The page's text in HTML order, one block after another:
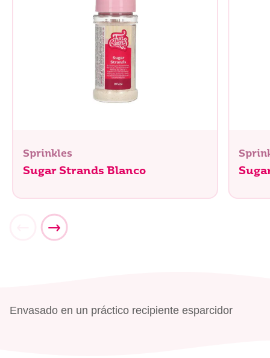
Sprinkles
Sugar Strands Blanco
Envasado en un práctico recipiente esparcidor